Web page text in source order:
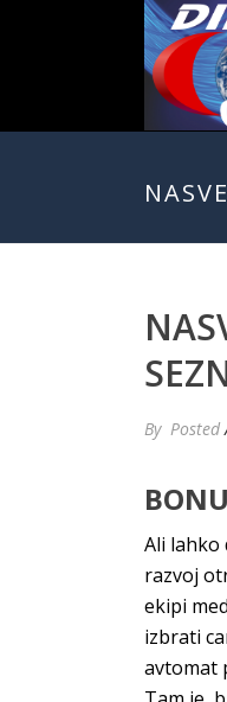
By Posted
Ali lahko
razvoj
ekipi
izbrati
avtomat